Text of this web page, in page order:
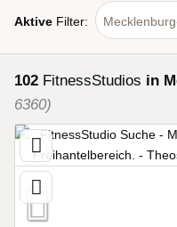
Aktive Filter:
102 FitnessStudios in
6360)